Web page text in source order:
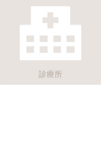
診療所